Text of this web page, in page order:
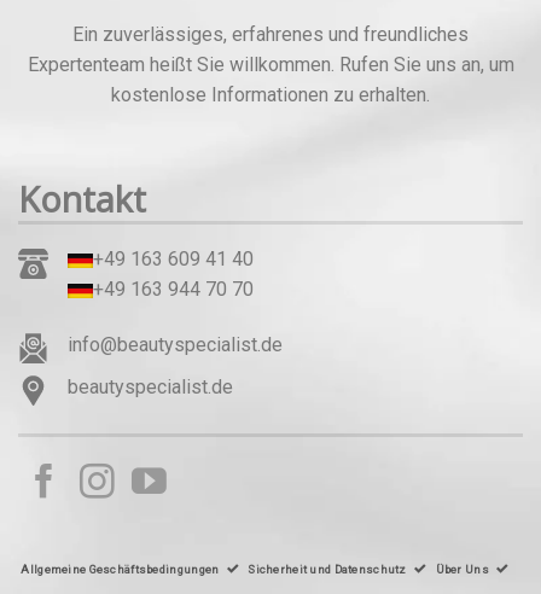
Ein zuverlässiges, erfahrenes und freundliches
Expertenteam heißt Sie willkommen. Rufen Sie uns an, um
kostenlose Informationen zu erhalten.
Kontakt
+49 163 609 41 40
+49 163 944 70 70
info@beautyspecialist.de
beautyspecialist.de
Allgemeine Geschäftsbedingungen Sicherheit und Datenschutz Über Uns